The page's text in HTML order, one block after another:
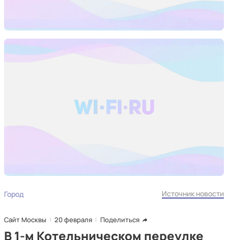
Город Источник новости
Сайт Москвы 20 февраля Поделиться
В 1-м Котельническом переулке